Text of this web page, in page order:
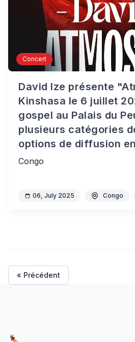
Concert
David Ize présente
Kinshasa le 6 juillet
gospel au Palais du
plusieurs catégories
options de diffusion
Congo
06, July 2025 Congo
« Précédent